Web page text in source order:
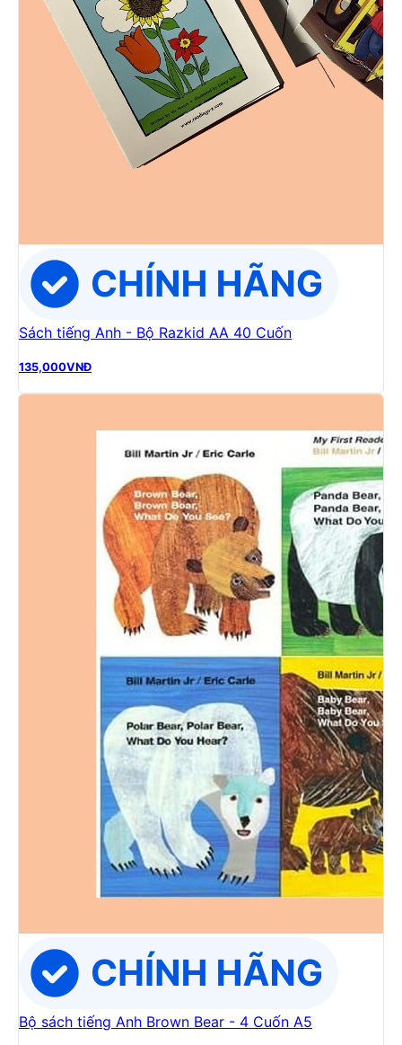
Sách tiếng Anh - Bộ Razkid AA 40 Cuốn
135,000VNĐ
Bộ sách tiếng Anh Brown Bear - 4 Cuốn A5